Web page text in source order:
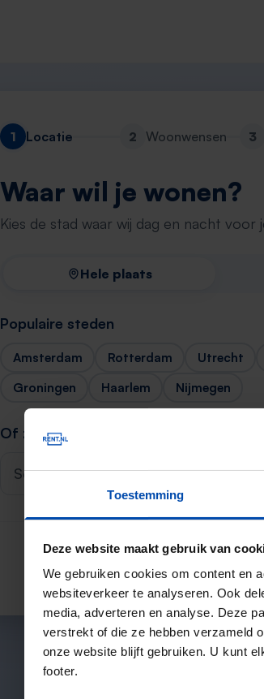
Toestemming
Deze website maakt gebruik van
We gebruiken cookies om content en
websiteverkeer te analyseren. Ook
media, adverteren en analyse. Deze
verstrekt of die ze hebben verzameld
onze website blijft gebruiken. U kunt
footer.
1 Locatie 2 Woonwensen 3
Waar wil je wonen?
Kies de stad waar wij dag en nacht voor
Hele plaats
Populaire steden
Amsterdam Rotterdam Utrecht
Groningen
Haarlem Nijmegen
Of zoek je stad
Selecteer een plaats